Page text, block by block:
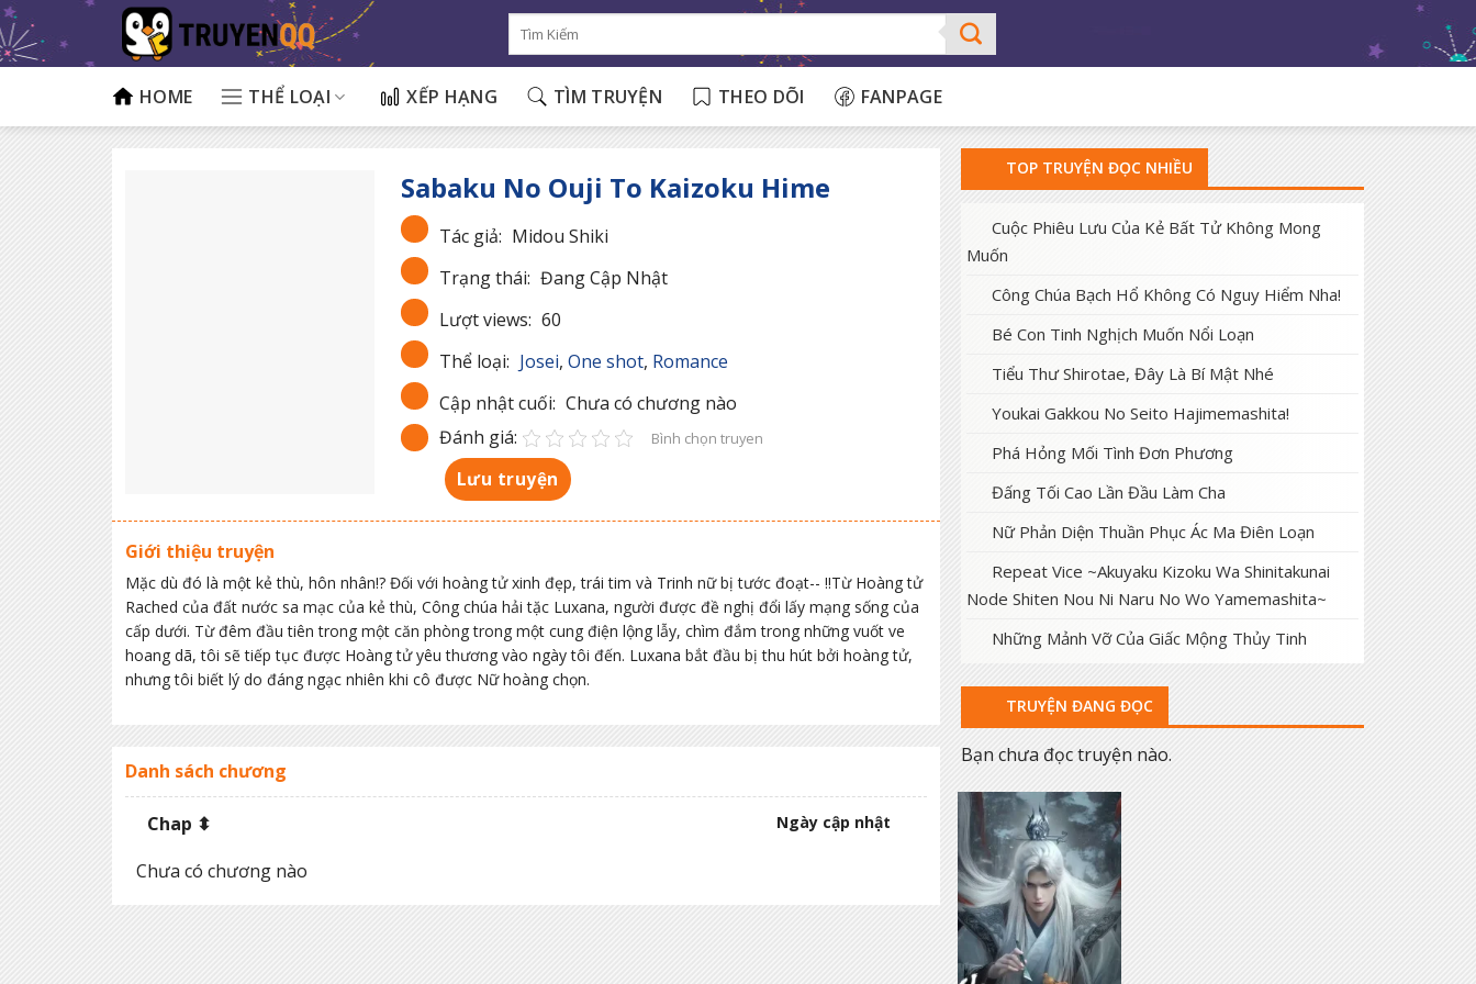
Bỏ
qua
nội
HOME THỂ LOẠI XẾP HẠNG TÌM TRUYỆN THEO DÕI FANPAGE
Sabaku No Ouji To Kaizoku Hime
Tác giả: Midou Shiki
Trạng thái: Đang Cập Nhật
Lượt views: 60
Thể loại: Josei,One shot, Romance
Cập nhật cuối: Chưa có chương nào
Đánh giá:
Bình chọn truyen
Lưu truyện
Giới thiệu truyện
Mặc dù đó là một kẻ thù, hôn nhân!? Đối với hoàng tử xinh đẹp, trái tim và Trinh nữ bị tước đoạt-- !!Từ Hoàng tử
Rached của đất nước sa mạc của kẻ thù, Công chúa hải tặc Luxana, người được đề nghị đổi lấy mạng sống của
cấp dưới. Từ đêm đầu tiên trong một căn phòng trong một cung điện lộng lẫy, chìm đắm trong những vuốt ve
hoang dã, tôi sẽ tiếp tục được Hoàng tử yêu thương vào ngày tôi đến. Luxana bắt đầu bị thu hút bởi hoàng tử,
nhưng tôi biết lý do đáng ngạc nhiên khi cô được Nữ hoàng chọn.
Danh sách chương
Chap ⬍ Ngày cập nhật
Chưa có chương nào
TOP TRUYỆN ĐỌC NHIỀU
Cuộc Phiêu Lưu Của Kẻ Bất Tử Không Mong
Muốn
Công Chúa Bạch Hổ Không Có Nguy Hiểm Nha!
Bé Con Tinh Nghịch Muốn Nổi Loạn
Tiểu Thư Shirotae, Đây Là Bí Mật Nhé
Youkai Gakkou No Seito Hajimemashita!
Phá Hỏng Mối Tình Đơn Phương
Đấng Tối Cao Lần Đầu Làm Cha
Nữ Phản Diện Thuần Phục Ác Ma Điên Loạn
Repeat Vice ~Akuyaku Kizoku Wa Shinitakunai
Node Shiten Nou Ni Naru No Wo Yamemashita~
Những Mảnh Vỡ Của Giấc Mộng Thủy Tinh
TRUYỆN ĐANG ĐỌC
Bạn chưa đọc truyện nào.